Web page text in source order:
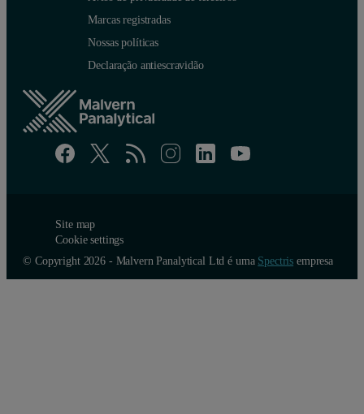
Marcas registradas
Nossas políticas
Declaração antiescravidão
Site map
Cookie settings
© Copyright 2026 - Malvern Panalytical Ltd é uma Spectris empresa